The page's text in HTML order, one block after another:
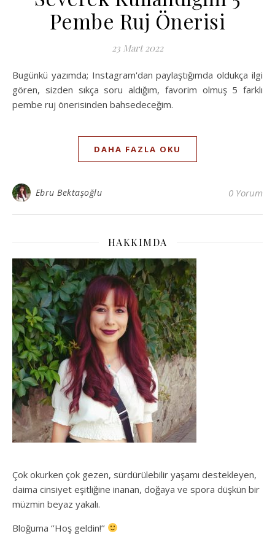
Pembe Ruj Önerisi
23 Mart 2022
Bugünkü yazımda; Instagram'dan paylaştığımda oldukça ilgi
gören, sizden sıkça soru aldığım, favorim olmuş 5 farklı
pembe ruj önerisinden bahsedeceğim.
DAHA FAZLA OKU
Ebru Bektaşoğlu 0 Yorum
HAKKIMDA
Çok okurken çok gezen, sürdürülebilir yaşamı destekleyen,
daima cinsiyet eşitliğine inanan, doğaya ve spora düşkün bir
müzmin beyaz yakalı.
Bloğuma ‘’Hoş geldin!’’